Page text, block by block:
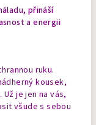
přináší
a energii
ruku.
kousek,
je jen na vás,
všude s sebou